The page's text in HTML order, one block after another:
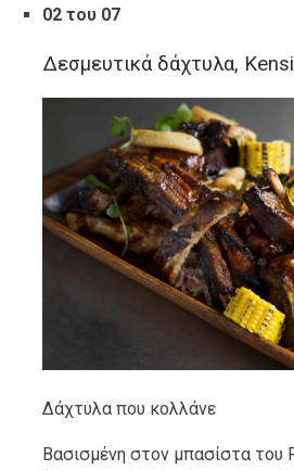
02 του 07
Δεσμευτικά δάχτυλα,
Δάχτυλα που κολλάνε
Βασισμένη στον μπασίστα του